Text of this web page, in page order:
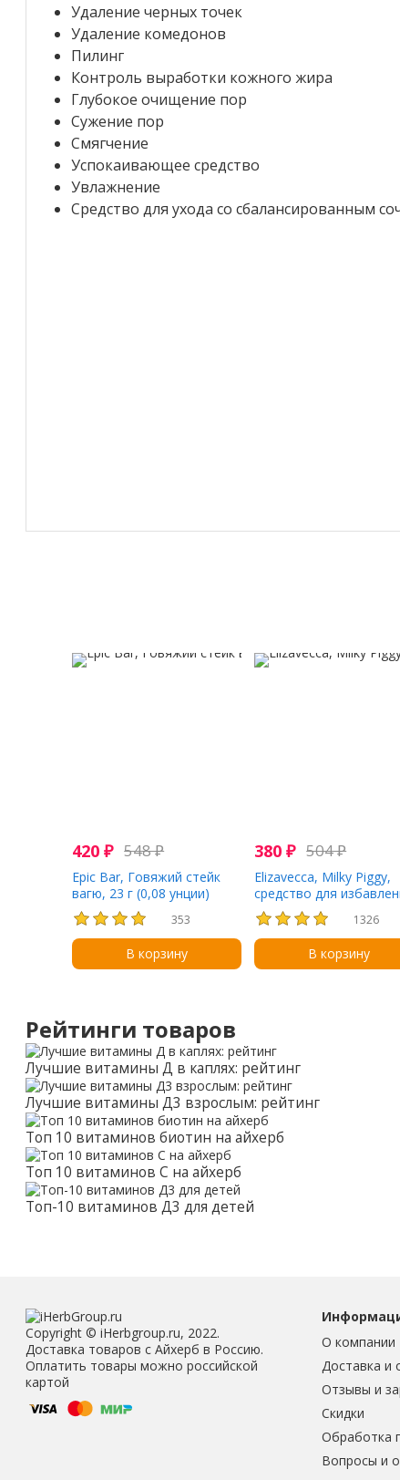
Удаление черных точек
Удаление комедонов
Пилинг
Контроль выработки кожного жира
Глубокое очищение пор
Сужение пор
Смягчение
Успокаивающее средство
Увлажнение
Средство для ухода со сбалансированным
420 ₽ 548₽
Epic Bar, Говяжий стейк
вагю, 23 г (0,08 унции)
353
В корзину
380 ₽ 504₽
Elizavecca, Milky Piggy,
средство для
от черных угрей в 3
6 г
1326
В корзину
Рейтинги товаров
Лучшие витамины Д в каплях: рейтинг
Лучшие витамины Д3 взрослым: рейтинг
Топ 10 витаминов биотин на айхерб
Топ 10 витаминов С на айхерб
Топ-10 витаминов Д3 для детей
Copyright © iHerbgroup.ru, 2022.
Доставка товаров с Айхерб в Россию.
Оплатить товары можно российской
картой
О компании
Доставка и
Отзывы и
Скидки
Обработка
Вопросы и